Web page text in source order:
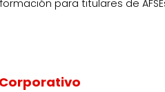
para titulares de